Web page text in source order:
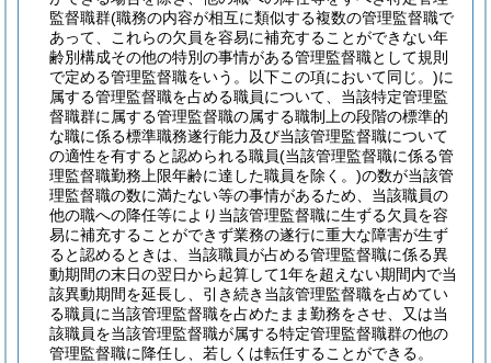
監督職群(職務の内容が相互に類似する複数の管理監督職で
あって、これらの欠員を容易に補充することができない年
齢別構成その他の特別の事情がある管理監督職として規則
で定める管理監督職をいう。以下この項において同じ。)に
属する管理監督職を占める職員について、当該特定管理監
督職群に属する管理監督職の属する職制上の段階の標準的
な職に係る標準職務遂行能力及び当該管理監督職について
の適性を有すると認められる職員(当該管理監督職に係る管
理監督職勤務上限年齢に達した職員を除く。)の数が当該管
理監督職の数に満たない等の事情があるため、当該職員の
他の職への降任等により当該管理監督職に生ずる欠員を容
易に補充することができず業務の遂行に重大な障害が生ず
ると認めるときは、当該職員が占める管理監督職に係る異
動期間の末日の翌日から起算して1年を超えない期間内で当
該異動期間を延長し、引き続き当該管理監督職を占めてい
る職員に当該管理監督職を占めたまま勤務をさせ、又は当
該職員を当該管理監督職が属する特定管理監督職群の他の
管理監督職に降任し、若しくは転任することができる。